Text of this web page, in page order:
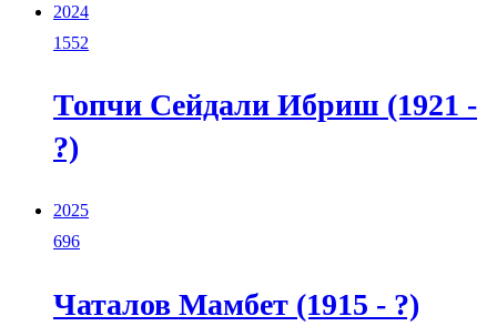
2024
1552
Топчи Сейдали Ибриш (1921 -
?)
2025
696
Чаталов Мамбет (1915 - ?)